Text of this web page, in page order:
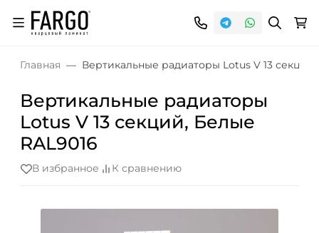
Главная Вертикальные радиаторы Lotus V 13
Вертикальные радиаторы
Lotus V 13 секций, Белые
RAL9016
В избранное К сравнению